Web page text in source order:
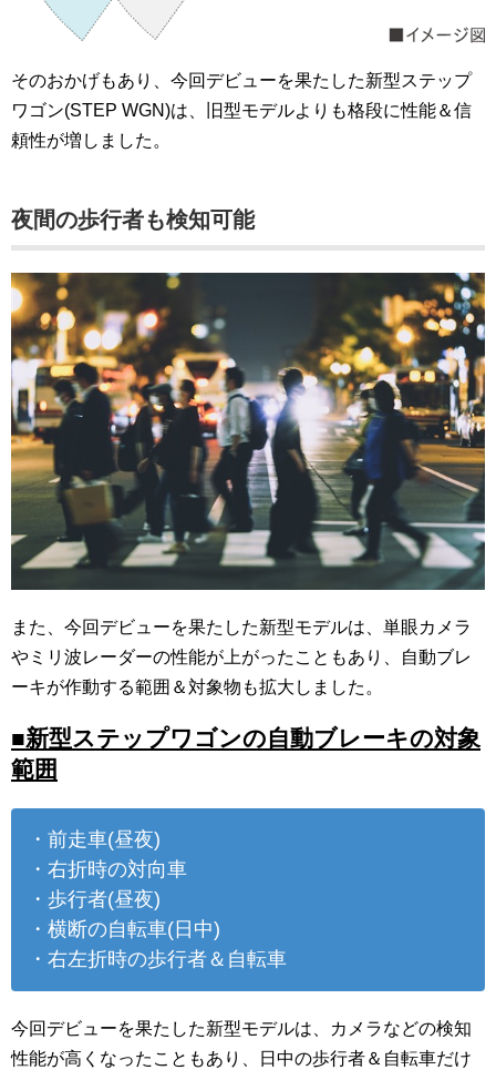
そのおかげもあり、今回デビューを果たした新型ステップ
ワゴン(STEP WGN)は、旧型モデルよりも格段に性能＆信
頼性が増しました。
夜間の歩行者も検知可能
また、今回デビューを果たした新型モデルは、単眼カメラ
やミリ波レーダーの性能が上がったこともあり、自動ブレ
ーキが作動する範囲＆対象物も拡大しました。
■新型ステップワゴンの自動ブレーキの対象
範囲
・前走車(昼夜)
・右折時の対向車
・歩行者(昼夜)
・横断の自転車(日中)
・右左折時の歩行者＆自転車
今回デビューを果たした新型モデルは、カメラなどの検知
性能が高くなったこともあり、日中の歩行者＆自転車だけ